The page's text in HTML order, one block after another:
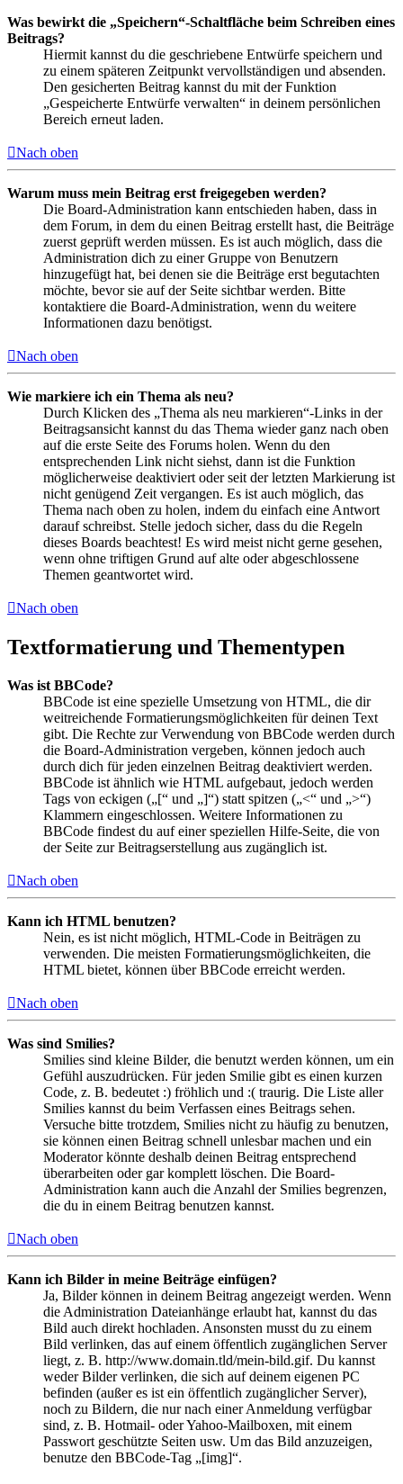
Was bewirkt die „Speichern“-Schaltfläche beim Schreiben eines
Beitrags?
Hiermit kannst du die geschriebene Entwürfe speichern und
zu einem späteren Zeitpunkt vervollständigen und absenden.
Den gesicherten Beitrag kannst du mit der Funktion
„Gespeicherte Entwürfe verwalten“ in deinem persönlichen
Bereich erneut laden.
Nach oben
Warum muss mein Beitrag erst freigegeben werden?
Die Board-Administration kann entschieden haben, dass in
dem Forum, in dem du einen Beitrag erstellt hast, die Beiträge
zuerst geprüft werden müssen. Es ist auch möglich, dass die
Administration dich zu einer Gruppe von Benutzern
hinzugefügt hat, bei denen sie die Beiträge erst begutachten
möchte, bevor sie auf der Seite sichtbar werden. Bitte
kontaktiere die Board-Administration, wenn du weitere
Informationen dazu benötigst.
Nach oben
Wie markiere ich ein Thema als neu?
Durch Klicken des „Thema als neu markieren“-Links in der
Beitragsansicht kannst du das Thema wieder ganz nach oben
auf die erste Seite des Forums holen. Wenn du den
entsprechenden Link nicht siehst, dann ist die Funktion
möglicherweise deaktiviert oder seit der letzten Markierung ist
nicht genügend Zeit vergangen. Es ist auch möglich, das
Thema nach oben zu holen, indem du einfach eine Antwort
darauf schreibst. Stelle jedoch sicher, dass du die Regeln
dieses Boards beachtest! Es wird meist nicht gerne gesehen,
wenn ohne triftigen Grund auf alte oder abgeschlossene
Themen geantwortet wird.
Nach oben
Textformatierung und Thementypen
Was ist BBCode?
BBCode ist eine spezielle Umsetzung von HTML, die dir
weitreichende Formatierungsmöglichkeiten für deinen Text
gibt. Die Rechte zur Verwendung von BBCode werden durch
die Board-Administration vergeben, können jedoch auch
durch dich für jeden einzelnen Beitrag deaktiviert werden.
BBCode ist ähnlich wie HTML aufgebaut, jedoch werden
Tags von eckigen („[“ und „]“) statt spitzen („<“ und „>“)
Klammern eingeschlossen. Weitere Informationen zu
BBCode findest du auf einer speziellen Hilfe-Seite, die von
der Seite zur Beitragserstellung aus zugänglich ist.
Nach oben
Kann ich HTML benutzen?
Nein, es ist nicht möglich, HTML-Code in Beiträgen zu
verwenden. Die meisten Formatierungsmöglichkeiten, die
HTML bietet, können über BBCode erreicht werden.
Nach oben
Was sind Smilies?
Smilies sind kleine Bilder, die benutzt werden können, um ein
Gefühl auszudrücken. Für jeden Smilie gibt es einen kurzen
Code, z. B. bedeutet :) fröhlich und :( traurig. Die Liste aller
Smilies kannst du beim Verfassen eines Beitrags sehen.
Versuche bitte trotzdem, Smilies nicht zu häufig zu benutzen,
sie können einen Beitrag schnell unlesbar machen und ein
Moderator könnte deshalb deinen Beitrag entsprechend
überarbeiten oder gar komplett löschen. Die Board-
Administration kann auch die Anzahl der Smilies begrenzen,
die du in einem Beitrag benutzen kannst.
Nach oben
Kann ich Bilder in meine Beiträge einfügen?
Ja, Bilder können in deinem Beitrag angezeigt werden. Wenn
die Administration Dateianhänge erlaubt hat, kannst du das
Bild auch direkt hochladen. Ansonsten musst du zu einem
Bild verlinken, das auf einem öffentlich zugänglichen Server
liegt, z. B. http://www.domain.tld/mein-bild.gif. Du kannst
weder Bilder verlinken, die sich auf deinem eigenen PC
befinden (außer es ist ein öffentlich zugänglicher Server),
noch zu Bildern, die nur nach einer Anmeldung verfügbar
sind, z. B. Hotmail- oder Yahoo-Mailboxen, mit einem
Passwort geschützte Seiten usw. Um das Bild anzuzeigen,
benutze den BBCode-Tag „[img]“.